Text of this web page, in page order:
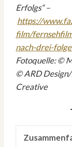
Erfolgs“ –
https://
film/
nach-drei-
Fotoquelle: ©
© ARD
Creative